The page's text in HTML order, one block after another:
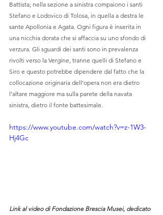
Battista; nella sezione a sinistra compaiono i santi
Stefano e Lodovico di Tolosa, in quella a destra le
sante Apollonia e Agata. Ogni figura è inserita in
una nicchia dorata che si affaccia su uno sfondo di
verzura. Gli sguardi dei santi sono in prevalenza
rivolti verso la Vergine, tranne quelli di Stefano e
Siro e questo potrebbe dipendere dal fatto che la
collocazione originaria dell’opera non era dietro
l’altare maggiore ma sulla parete della navata
sinistra, dietro il fonte battesimale.
https://www.youtube.com/watch?v=z-1W3-
Hj4Gc
Link al video di Fondazione Brescia Musei, dedicato